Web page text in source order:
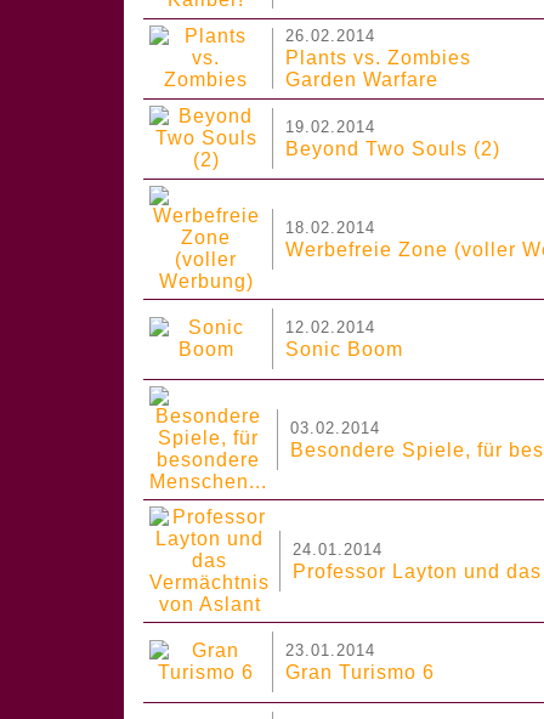
26.02.2014
Plants vs. Zombies
Garden Warfare
19.02.2014
Beyond Two Souls (2)
18.02.2014
Werbefreie Zone (voller
12.02.2014
Sonic Boom
03.02.2014
Besondere Spiele, für
24.01.2014
Professor Layton und
23.01.2014
Gran Turismo 6